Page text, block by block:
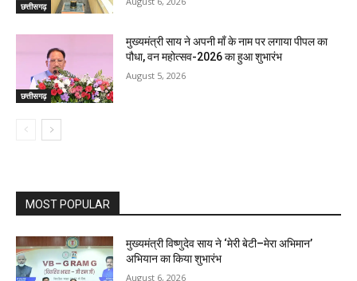
छत्तीसगढ़
छत्तीसगढ़
मुख्यमंत्री साय ने अपनी माँ के नाम पर लगाया पीपल का
पौधा, वन महोत्सव-2026 का हुआ शुभारंभ
August 5, 2026
MOST POPULAR
मुख्यमंत्री विष्णुदेव साय ने ‘मेरी बेटी–मेरा अभिमान’
अभियान का किया शुभारंभ
August 6, 2026